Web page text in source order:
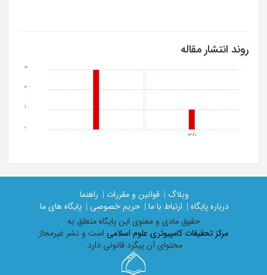
روند انتشار مقاله
1381
0
1
2
3
وبلاگ | قوانین و مقررات |
راهنما
درباره پایگاه |
ارتباط با ما | حریم خصوصی |
پایگاه های ما
حقوق مادی و معنوی اين پايگاه متعلق به
مرکز تحقیقات کامپیوتری علوم اسلامی است و نشر غیرمجاز
محتوای آن پیگرد قانونی دارد.